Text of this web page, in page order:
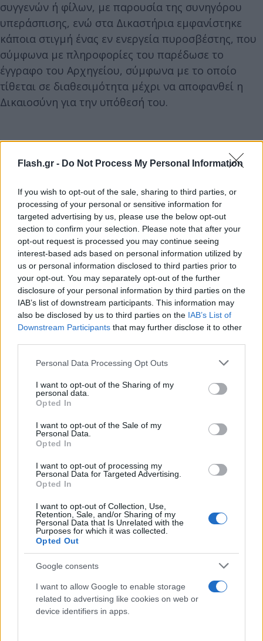
Flash.gr - Do Not Process My Personal Information
If you wish to opt-out of the sale, sharing to third parties, or
processing of your personal or sensitive information for
targeted advertising by us, please use the below opt-out
section to confirm your selection. Please note that after your
opt-out request is processed you may continue seeing
interest-based ads based on personal information utilized by
us or personal information disclosed to third parties prior to
your opt-out. You may separately opt-out of the further
disclosure of your personal information by third parties on the
IAB’s list of downstream participants. This information may
also be disclosed by us to third parties on the IAB’s List of
Downstream Participants that may further disclose it to other
Please note that this website/app uses one or more Google
not limited to your visit or usage behaviour. You may click to
grant or deny consent to Google and its third-party tags to
use your data for below specified purposes in below Google
consent section.
Personal Data Processing Opt Outs
I want to opt-out of the Sharing of my
personal data.
Opted In
I want to opt-out of the Sale of my
Personal Data.
Opted In
I want to opt-out of processing my
Personal Data for Targeted Advertising.
Opted In
I want to opt-out of Collection, Use,
Retention, Sale, and/or Sharing of my
Personal Data that Is Unrelated with the
Purposes for which it was collected.
Opted Out
Google consents
I want to allow Google to enable storage
related to advertising like cookies on web or
device identifiers in apps.
συγγενών ή φίλων, με παρουσία της συνηγόρου
υπεράσπισης, ενώ στα Δικαστήρια εμφανίστηκε
κάποια στιγμή ένας εν ενεργεία πυροσβέστης, που
σύμφωνα με πληροφορίες του παρέδωσε το
έγγραφο του Αρχηγείου, σύμφωνα με το οποίο
τίθεται σε διαθεσιμότητα μέχρι να αποφανθεί η
Δικαιοσύνη για την υπόθεσή του.